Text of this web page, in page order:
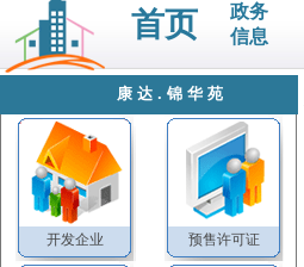
首页
政务
信息
康达.锦华苑
开发企业 预售许可证